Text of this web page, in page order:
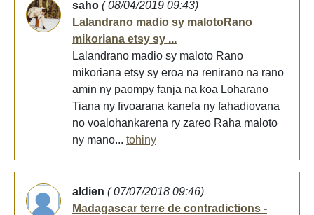
saho ( 08/04/2019 09:43)
Lalandrano madio sy malotoRano
mikoriana etsy sy ...
Lalandrano madio sy maloto Rano
mikoriana etsy sy eroa na renirano na rano
amin ny paompy fanja na koa Loharano
Tiana ny fivoarana kanefa ny fahadiovana
no voalohankarena ry zareo Raha maloto
ny mano... tohiny
aldien ( 07/07/2018 09:46)
Madagascar terre de contradictions -